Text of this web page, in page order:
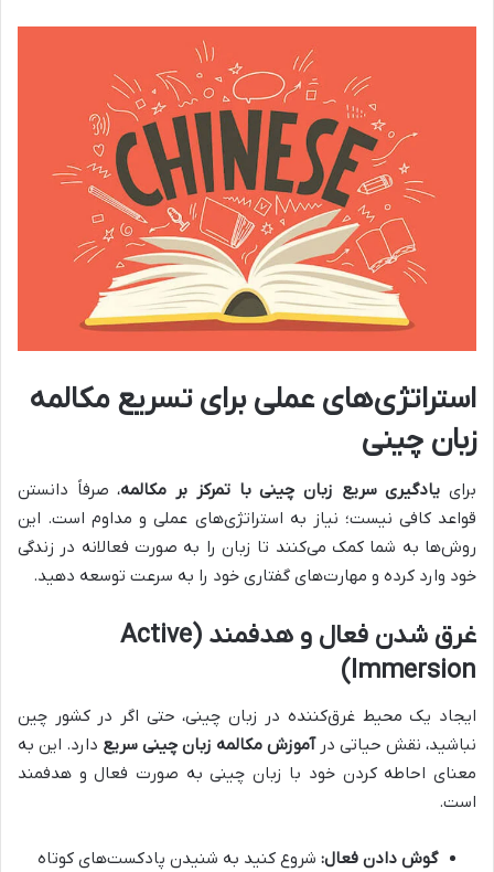
استراتژی‌های عملی برای تسریع مکالمه
زبان چینی
برای یادگیری سریع زبان چینی با تمرکز بر مکالمه، صرفاً دانستن
قواعد کافی نیست؛ نیاز به استراتژی‌های عملی و مداوم است. این
روش‌ها به شما کمک می‌کنند تا زبان را به صورت فعالانه در زندگی
خود وارد کرده و مهارت‌های گفتاری خود را به سرعت توسعه دهید.
غرق شدن فعال و هدفمند (Active
Immersion)
ایجاد یک محیط غرق‌کننده در زبان چینی، حتی اگر در کشور چین
نباشید، نقش حیاتی درآموزش مکالمه زبان چینی سریع دارد. این به
معنای احاطه کردن خود با زبان چینی به صورت فعال و هدفمند
است.
گوش دادن فعال: شروع کنید به شنیدن پادکست‌های کوتاه